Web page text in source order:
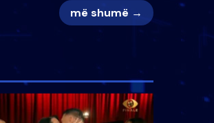
më shumë →